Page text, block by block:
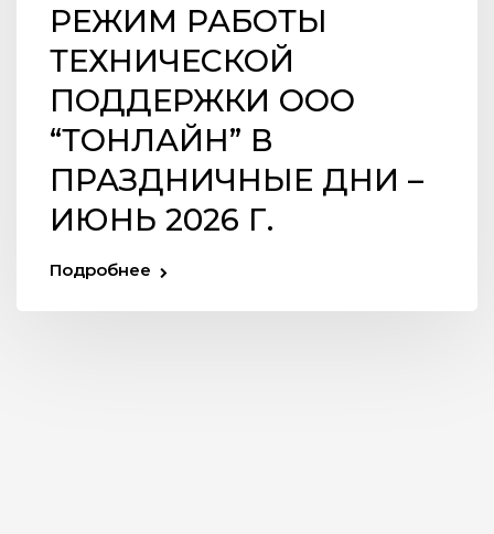
РЕЖИМ РАБОТЫ
ТЕХНИЧЕСКОЙ
ПОДДЕРЖКИ ООО
“ТOНЛАЙН” В
ПРАЗДНИЧНЫЕ ДНИ –
ИЮНЬ 2026 Г.
Подробнее